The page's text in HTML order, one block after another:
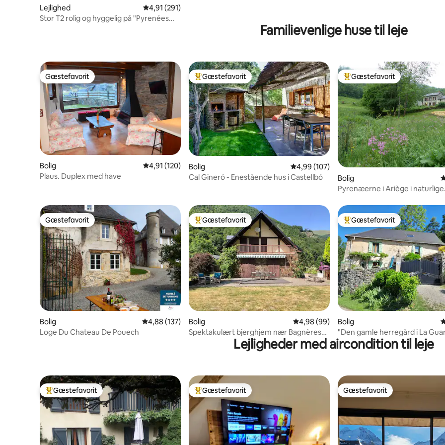
Lejlighed 4,91 ud af 5 i gennemsnitlig bedømmelse, 291 omtaler
4,91 (291)
Stor T2 rolig og hyggelig på "Pyrenées
Familievenlige huse til leje
Gæstefavorit
Gæstefavorit
Bolig 4,91 ud af 5 i gennemsnitlig bedømmelse, 120 omtaler
4,91 (120)
Plaus. Duplex med have
Bedste gæstefavorit
Gæstefavorit
Bolig 4,99 ud af 5 i gennemsnitlig bedømmelse,
4,99 (107)
Cal Gineró - Enestående hus i Castellbó
Bedste gæstefavorit
Gæstefavorit
Bolig
Pyrenæerne i Ariège i naturlige
Gæstefavorit
Gæstefavorit
Bolig 4,88 ud af 5 i gennemsnitlig bedømmelse, 137 omtaler
4,88 (137)
Loge Du Chateau De Pouech
Bedste gæstefavorit
Gæstefavorit
Bolig 4,98 ud af 5 i gennemsnitlig bedømmelse,
4,98 (99)
Spektakulært bjerghjem nær Bagnères
Bedste gæstefavorit
Gæstefavorit
Bolig
"Den gamle herregård i La
udsigt til Mont Valier
Lejligheder med aircondition til leje
Bedste gæstefavorit
Gæstefavorit Bedste gæstefavorit
Gæstefavorit Gæstefavorit
Gæstefavorit